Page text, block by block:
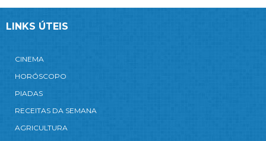
LINKS ÚTEIS
CINEMA
HORÓSCOPO
PIADAS
RECEITAS DA SEMANA
AGRICULTURA